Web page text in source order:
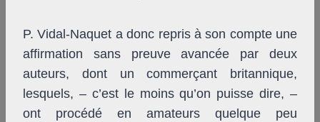
P. Vidal-Naquet a donc repris à son compte une
affirmation sans preuve avancée par deux
auteurs, dont un commerçant britannique,
lesquels, – c’est le moins qu’on puisse dire, –
ont procédé en amateurs quelque peu